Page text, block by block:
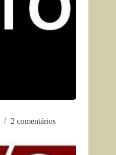
2 comentários